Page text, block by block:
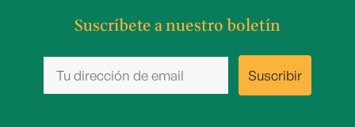
Suscríbete a nuestro boletín